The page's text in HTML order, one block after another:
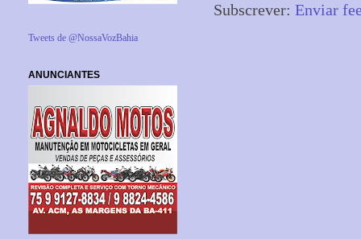
Subscrever: Enviar
Tweets de @NossaVozBahia
ANUNCIANTES